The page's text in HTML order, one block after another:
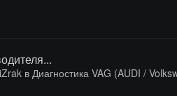
в Диагностика VAG (AUDI /